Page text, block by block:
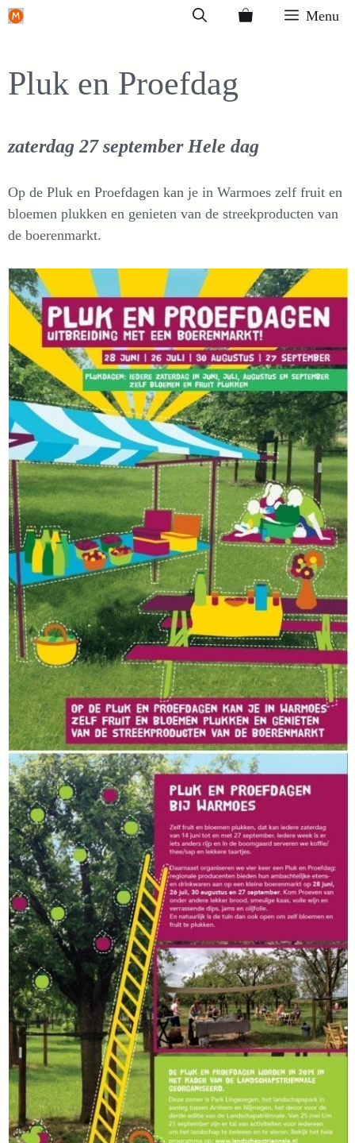
Ga
inhoud
Menu
Pluk en Proefdag
zaterdag 27 september Hele dag
Op de Pluk en Proefdagen kan je in Warmoes zelf fruit en
bloemen plukken en genieten van de streekproducten van
de boerenmarkt.